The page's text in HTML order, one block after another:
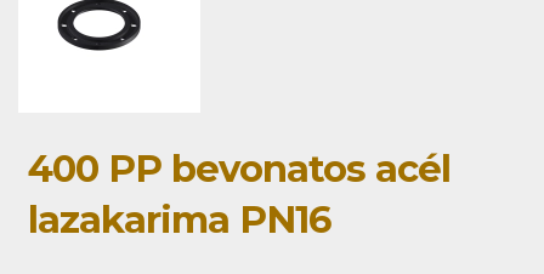
400 PP bevonatos acél
lazakarima PN16